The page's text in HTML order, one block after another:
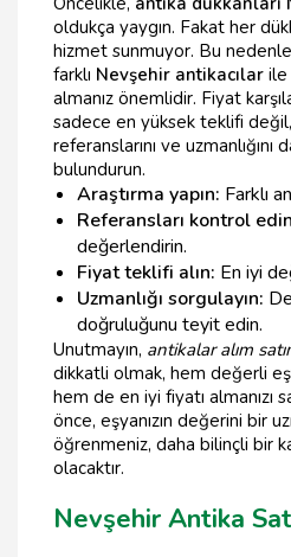
oldukça yaygın. Fakat her
hizmet sunmuyor. Bu
farklı Nevşehir antikacılar ile
almanız önemlidir. Fiyat
sadece en yüksek teklifi değil,
referanslarını ve uzmanlığını
bulundurun.
Araştırma yapın: Farklı
Referansları kontrol
değerlendirin.
Fiyat teklifi alın: En iyi
Uzmanlığı sorgulayın:
doğruluğunu teyit edin.
Unutmayın, antikalar alım
dikkatli olmak, hem değerli
hem de en iyi fiyatı almanızı
önce, eşyanızın değerini bir
öğrenmeniz, daha bilinçli bir
olacaktır.
Nevşehir Antika